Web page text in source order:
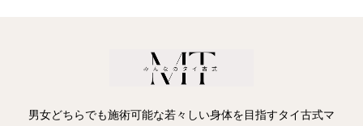
男女どちらでも施術可能な若々しい身体を目指すタイ古式マ